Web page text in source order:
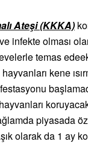
Ateşi (KKKA)
infekte olması
temas
kene
piyasada
olarak da 1 ay